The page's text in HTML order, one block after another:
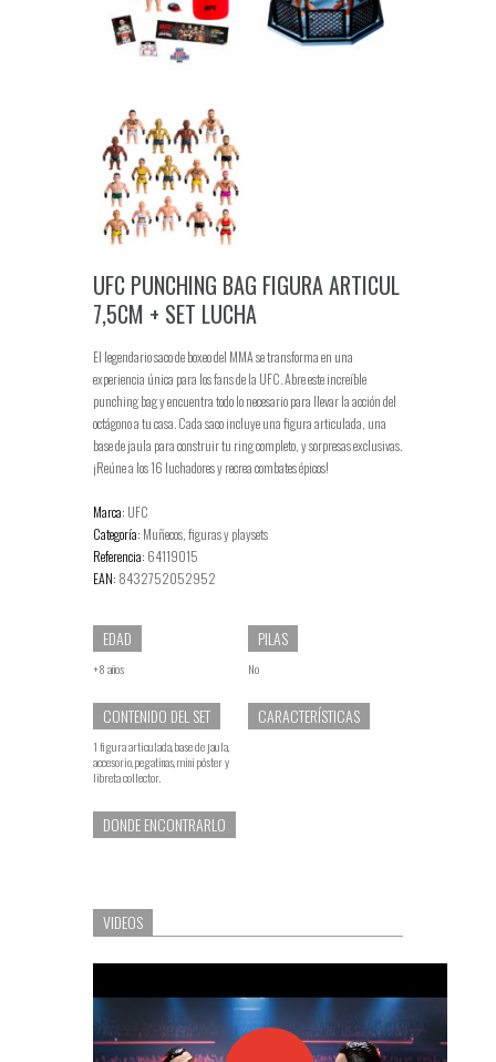
UFC PUNCHING BAG FIGURA ARTICUL
7,5CM + SET LUCHA
El legendario saco de boxeo del MMA se transforma en una
experiencia única para los fans de la UFC. Abre este increíble
punching bag y encuentra todo lo necesario para llevar la acción del
octágono a tu casa. Cada saco incluye una figura articulada, una
base de jaula para construir tu ring completo, y sorpresas exclusivas.
¡Reúne a los 16 luchadores y recrea combates épicos!
Marca: UFC
Categoría: Muñecos, figuras y playsets
Referencia: 64119015
EAN: 8432752052952
EDAD
+8 años
CONTENIDO DEL SET
1 figura articulada, base de jaula,
accesorio, pegatinas, mini póster y
libreta collector.
DONDE ENCONTRARLO
PILAS
No
CARACTERÍSTICAS
VIDEOS